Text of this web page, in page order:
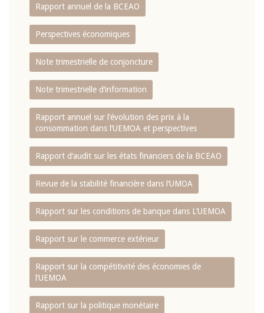
Rapport annuel de la BCEAO
Perspectives économiques
Note trimestrielle de conjoncture
Note trimestrielle d‘information
Rapport annuel sur l‘évolution des prix à la
consommation dans l‘UEMOA et perspectives
Rapport d‘audit sur les états financiers de la BCEAO
Revue de la stabilité financière dans l‘UMOA
Rapport sur les conditions de banque dans L‘UEMOA
Rapport sur le commerce extérieur
Rapport sur la compétitivité des économies de
l‘UEMOA
Rapport sur la politique monétaire